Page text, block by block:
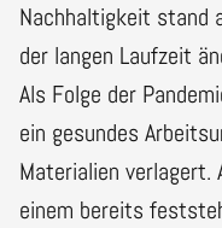
Nachhaltigkeit stand
der langen Laufzeit
Als Folge der
ein gesundes
Materialien verlagert.
einem bereits